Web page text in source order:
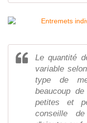
Le quantité
variable
type de
beaucoup
petites et
conseille